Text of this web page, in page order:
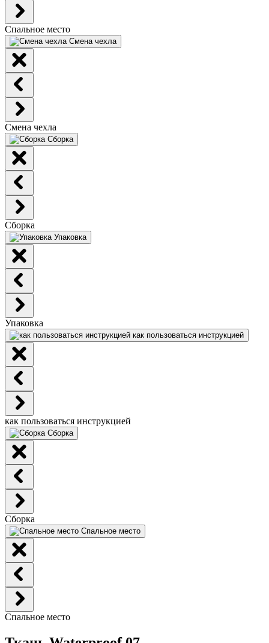
Спальное место
Смена чехла
Смена чехла
Сборка
Сборка
Упаковка
Упаковка
как пользоваться инструкцией
как пользоваться инструкцией
Сборка
Сборка
Спальное место
Спальное место